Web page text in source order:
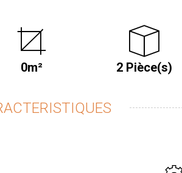
0m² 2 Pièce(s)